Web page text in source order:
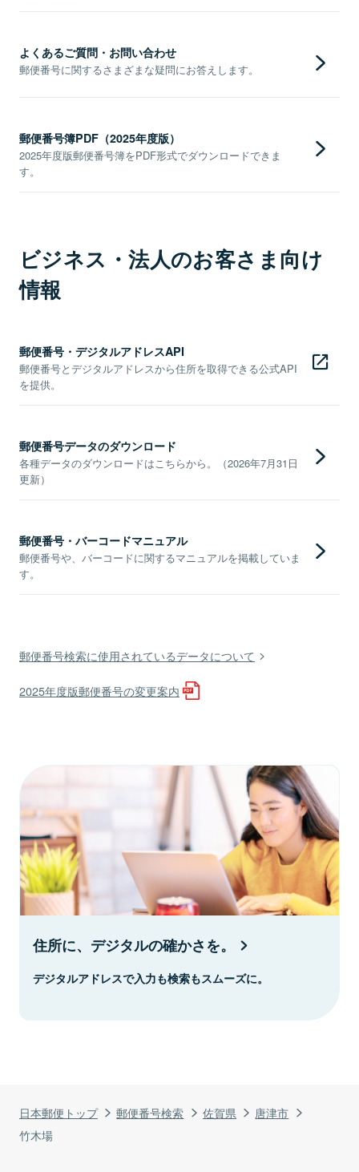
日本郵便トップ 郵便番号検索 佐賀県
唐津市
竹木場
よくあるご質問・お問い合わせ
郵便番号に関するさまざまな疑問にお答えします。
郵便番号簿PDF（2025年度版）
2025年度版郵便番号簿をPDF形式でダウンロードできま
す。
ビジネス・法人のお客さま向け
情報
郵便番号・デジタルアドレスAPI
郵便番号とデジタルアドレスから住所を取得できる公式API
を提供。
郵便番号データのダウンロード
各種データのダウンロードはこちらから。（2026年7月31日
更新）
郵便番号・バーコードマニュアル
郵便番号や、バーコードに関するマニュアルを掲載していま
す。
郵便番号検索に使用されているデータについて
2025年度版郵便番号の変更案内
住所に、デジタルの確かさを。
デジタルアドレスで入力も検索もスムーズに。